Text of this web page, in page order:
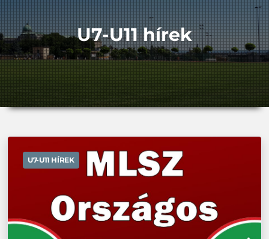
U7-U11 hírek
U7-U11 HÍREK